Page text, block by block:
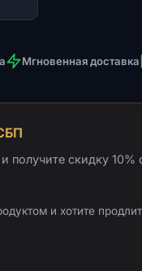
Мгновенная доставка
скидку 10%
и хотите